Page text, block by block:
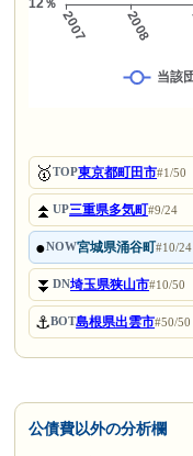
🥇TOP東京都町田市#1/50
⏫UP三重県多気町#9/24
●NOW宮城県涌谷町#10/24
⏬DN埼玉県狭山市#10/50
⚓BOT島根県出雲市#50/50
公債費以外の分析欄